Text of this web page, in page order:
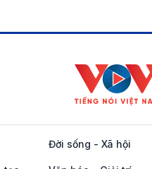
Đời sống - Xã hội